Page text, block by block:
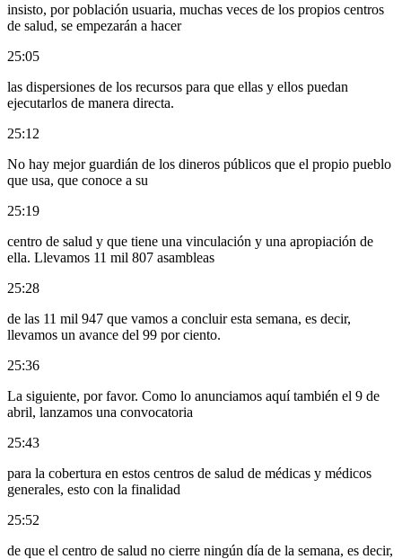
insisto, por población usuaria, muchas veces de los propios centros
de salud, se empezarán a hacer
25:05
las dispersiones de los recursos para que ellas y ellos puedan
ejecutarlos de manera directa.
25:12
No hay mejor guardián de los dineros públicos que el propio pueblo
que usa, que conoce a su
25:19
centro de salud y que tiene una vinculación y una apropiación de
ella. Llevamos 11 mil 807 asambleas
25:28
de las 11 mil 947 que vamos a concluir esta semana, es decir,
llevamos un avance del 99 por ciento.
25:36
La siguiente, por favor. Como lo anunciamos aquí también el 9 de
abril, lanzamos una convocatoria
25:43
para la cobertura en estos centros de salud de médicas y médicos
generales, esto con la finalidad
25:52
de que el centro de salud no cierre ningún día de la semana, es decir,